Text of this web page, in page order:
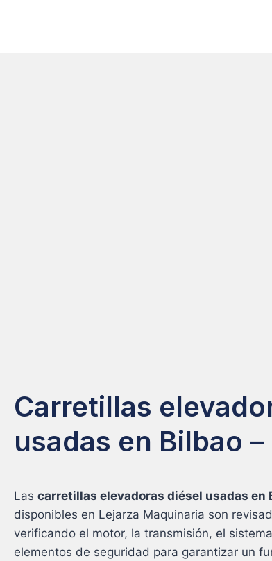
Carretillas
usadas en Bilbao –
Las carretillas elevadoras diésel usadas en
disponibles en Lejarza Maquinaria son
verificando el motor, la transmisión, el
elementos de seguridad para garantizar un